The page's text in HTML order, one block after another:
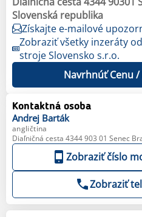
Slovenská republika
Získajte e-mailové
Zobraziť všetky inzeráty
stroje Slovensko s.r.o.
Navrhnúť Cenu
Kontaktná osoba
Andrej Barták
angličtina
Diaľničná cesta 4344 903 01 Senec
Zobraziť číslo
Zobraziť